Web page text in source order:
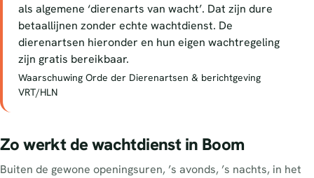
als algemene ‘dierenarts van wacht’. Dat zijn dure
betaallijnen zonder echte wachtdienst. De
dierenartsen hieronder en hun eigen wachtregeling
zijn gratis bereikbaar.
Waarschuwing Orde der Dierenartsen & berichtgeving
VRT/HLN
Zo werkt de wachtdienst in Boom
Buiten de gewone openingsuren, ’s avonds, ’s nachts, in het